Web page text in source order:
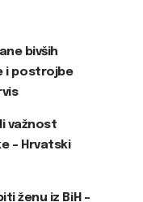
bivših
i postrojbe
važnost
– Hrvatski
ženu iz BiH –